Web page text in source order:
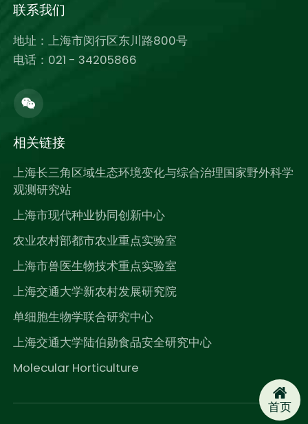
联系我们
地址：上海市闵行区东川路800号
电话：021 - 34205866
相关链接
上海长三角区域生态环境变化与综合治理国家野外科学
观测研究站
上海市现代种业协同创新中心
农业农村部都市农业重点实验室
上海市兽医生物技术重点实验室
上海交通大学新农村发展研究院
单细胞生物学联合研究中心
上海交通大学陆伯勋食品安全研究中心
Molecular Horticulture
首页